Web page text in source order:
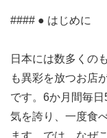
#### ● はじめに
日本には数多くの
も異彩を放つお店
です。6か月間毎
気を誇り、一度食